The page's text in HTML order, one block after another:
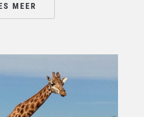
MEER